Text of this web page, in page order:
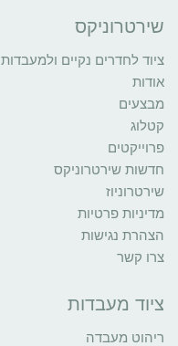
שירטרוניקס
ציוד לחדרים נקיים ולמעבדות
אודות
מבצעים
קטלוג
פרוייקטים
חדשות שירטרוניקס
שירטרוניוז
מדיניות פרטיות
הצהרת נגישות
צרו קשר
ציוד מעבדות
ריהוט מעבדה